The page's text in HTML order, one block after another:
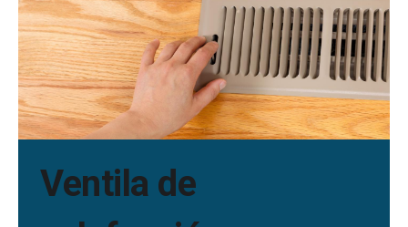
Ventila de